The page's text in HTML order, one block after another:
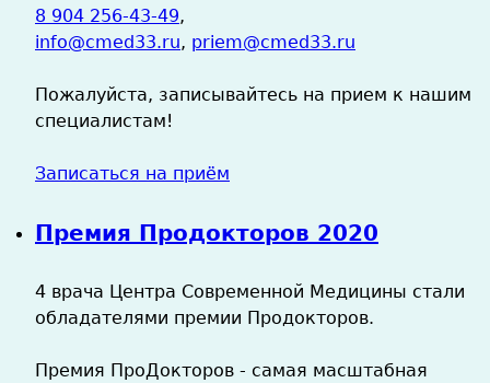
8 904 256-43-49,
info@cmed33.ru, priem@cmed33.ru
Пожалуйста, записывайтесь на прием к нашим
специалистам!
Записаться на приём
Премия Продокторов 2020
4 врача Центра Современной Медицины стали
обладателями премии Продокторов.
Премия ПроДокторов - самая масштабная